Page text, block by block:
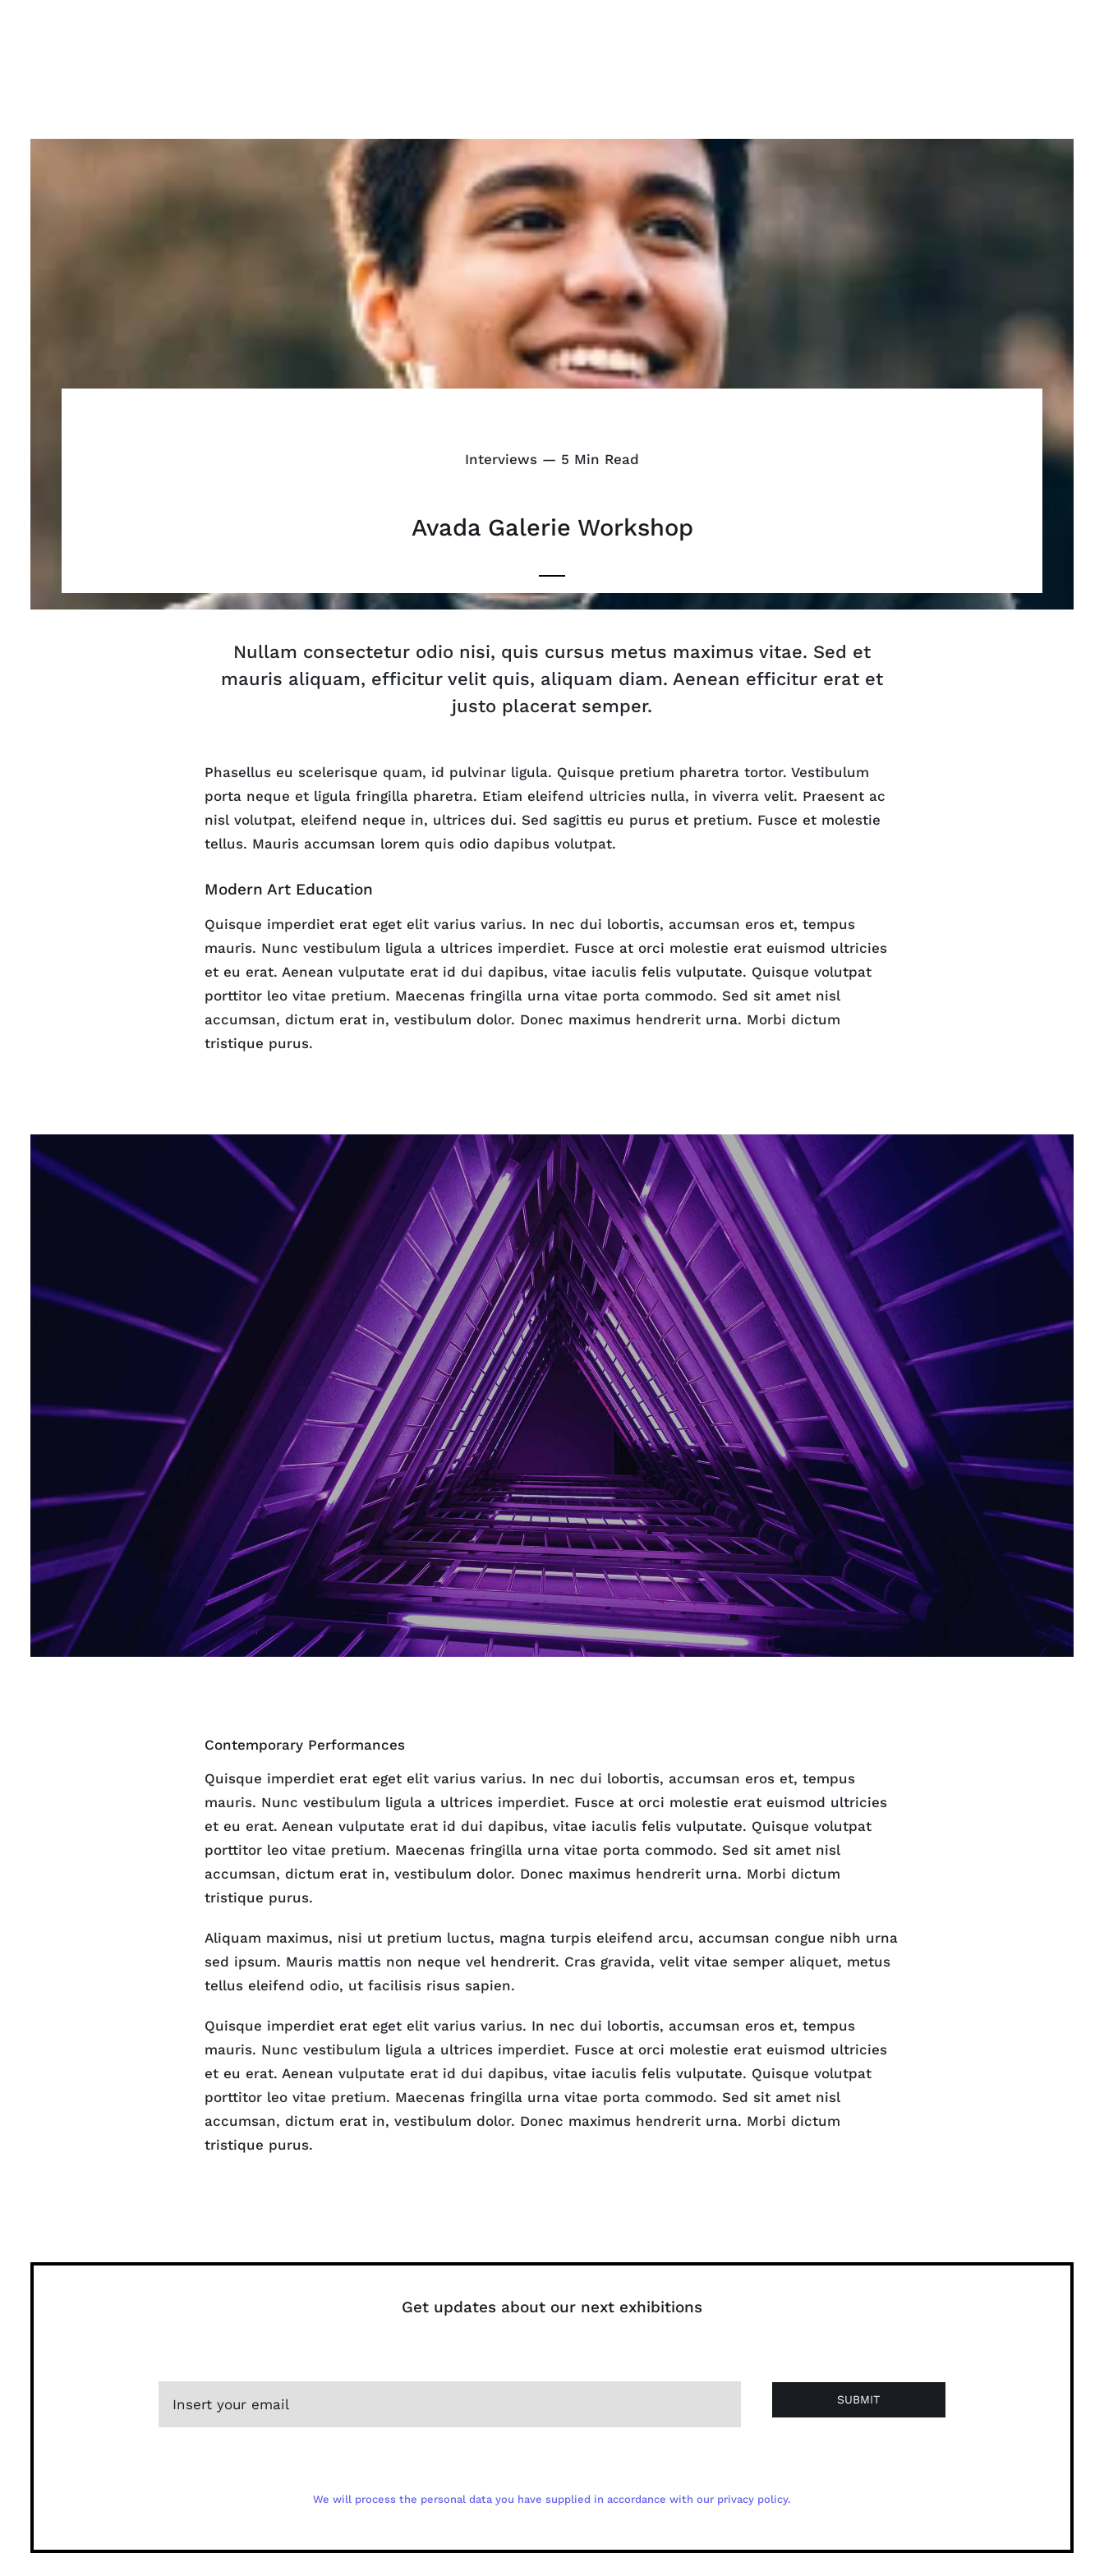
Interviews — 5 Min Read
Avada Galerie Workshop
Nullam consectetur odio nisi, quis cursus metus maximus vitae. Sed et
mauris aliquam, efficitur velit quis, aliquam diam. Aenean efficitur erat et
justo placerat semper.
Phasellus eu scelerisque quam, id pulvinar ligula. Quisque pretium pharetra tortor. Vestibulum
porta neque et ligula fringilla pharetra. Etiam eleifend ultricies nulla, in viverra velit. Praesent ac
nisl volutpat, eleifend neque in, ultrices dui. Sed sagittis eu purus et pretium. Fusce et molestie
tellus. Mauris accumsan lorem quis odio dapibus volutpat.
Modern Art Education
Quisque imperdiet erat eget elit varius varius. In nec dui lobortis, accumsan eros et, tempus
mauris. Nunc vestibulum ligula a ultrices imperdiet. Fusce at orci molestie erat euismod ultricies
et eu erat. Aenean vulputate erat id dui dapibus, vitae iaculis felis vulputate. Quisque volutpat
porttitor leo vitae pretium. Maecenas fringilla urna vitae porta commodo. Sed sit amet nisl
accumsan, dictum erat in, vestibulum dolor. Donec maximus hendrerit urna. Morbi dictum
tristique purus.
Contemporary Performances
Quisque imperdiet erat eget elit varius varius. In nec dui lobortis, accumsan eros et, tempus
mauris. Nunc vestibulum ligula a ultrices imperdiet. Fusce at orci molestie erat euismod ultricies
et eu erat. Aenean vulputate erat id dui dapibus, vitae iaculis felis vulputate. Quisque volutpat
porttitor leo vitae pretium. Maecenas fringilla urna vitae porta commodo. Sed sit amet nisl
accumsan, dictum erat in, vestibulum dolor. Donec maximus hendrerit urna. Morbi dictum
tristique purus.
Aliquam maximus, nisi ut pretium luctus, magna turpis eleifend arcu, accumsan congue nibh urna
sed ipsum. Mauris mattis non neque vel hendrerit. Cras gravida, velit vitae semper aliquet, metus
tellus eleifend odio, ut facilisis risus sapien.
Quisque imperdiet erat eget elit varius varius. In nec dui lobortis, accumsan eros et, tempus
mauris. Nunc vestibulum ligula a ultrices imperdiet. Fusce at orci molestie erat euismod ultricies
et eu erat. Aenean vulputate erat id dui dapibus, vitae iaculis felis vulputate. Quisque volutpat
porttitor leo vitae pretium. Maecenas fringilla urna vitae porta commodo. Sed sit amet nisl
accumsan, dictum erat in, vestibulum dolor. Donec maximus hendrerit urna. Morbi dictum
tristique purus.
Get updates about our next exhibitions
SUBMIT
We will process the personal data you have supplied in accordance with our privacy policy.